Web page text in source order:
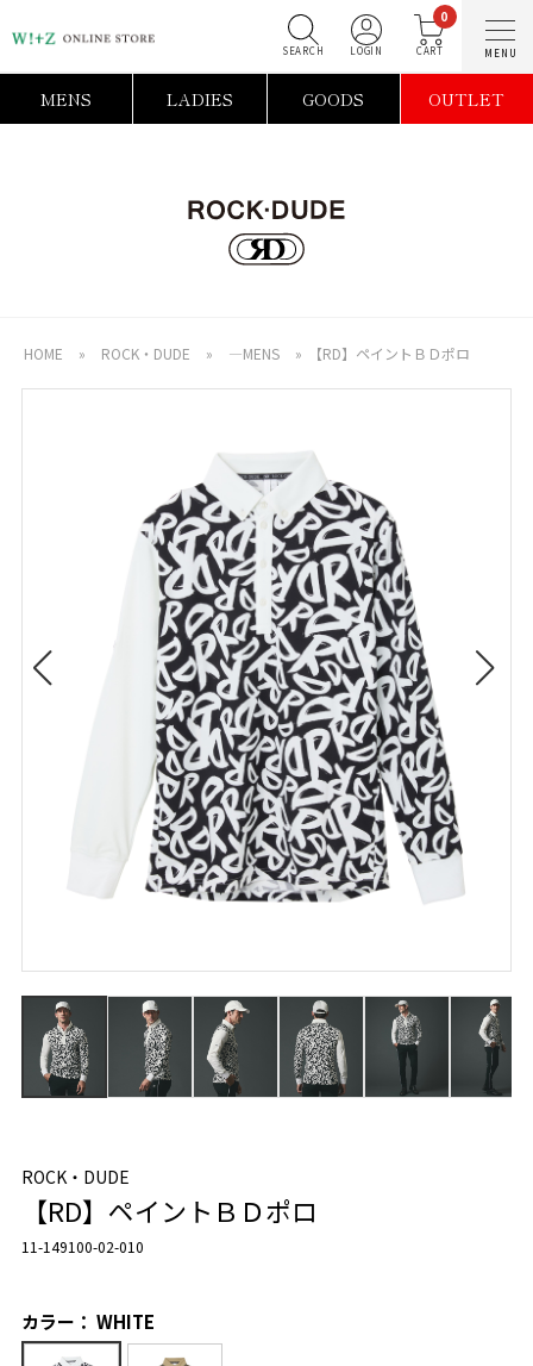
0
MENS LADIES GOODS OUTLET
HOME » ROCK・DUDE » ―MENS » 【RD】ペイントＢＤポロ
ROCK・DUDE
【RD】ペイントＢＤポロ
11-149100-02-010
カラー： WHITE